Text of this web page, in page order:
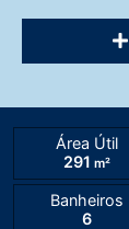
Área Útil
291 m²
Banheiros
6